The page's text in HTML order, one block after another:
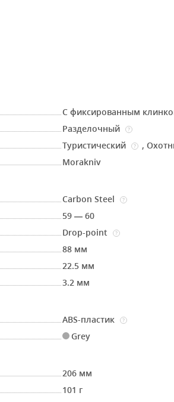
С фиксированным
Разделочный ?
Туристический ? ,
Morakniv
Carbon Steel ?
59 — 60
Drop-point ?
88 мм
22.5 мм
3.2 мм
ABS-пластик ?
Grey
206 мм
101 г